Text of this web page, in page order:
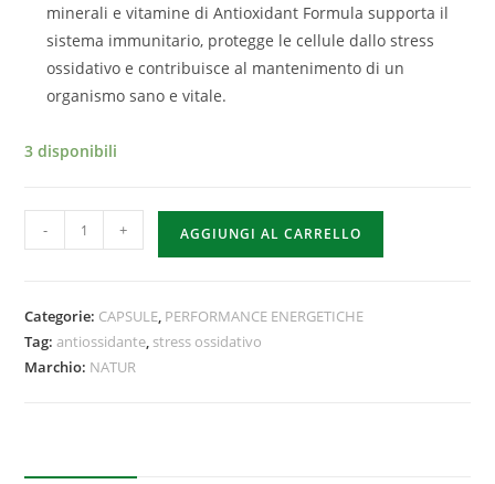
minerali e vitamine di Antioxidant Formula supporta il
sistema immunitario, protegge le cellule dallo stress
ossidativo e contribuisce al mantenimento di un
organismo sano e vitale.
3 disponibili
- + AGGIUNGI AL CARRELLO
Categorie: CAPSULE, PERFORMANCE ENERGETICHE
Tag:antiossidante, stress ossidativo
Marchio: NATUR